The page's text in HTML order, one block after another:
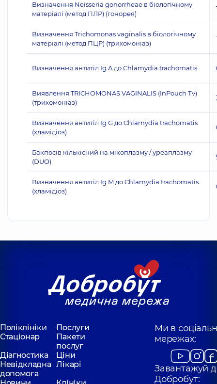
Визначення Neisseria gonorrheae в біологічному
матеріалі (метод ПЛР) (гонорея)
Визначення Trichomonas vaginalis в біологічному
матеріалі (метод ПЦР) (трихомоніаз)
Визначення антитіл Ig A до Chlamydia trachomatis
Виявлення TRICHOMONAS VAGINALIS (InPouch Тv)
(трихомоніаз)
Визначення антитіл Ig G до Chlamydia trachomatis
(хламідіоз)
Бакпосів кількісний на мікоплазму / уреаплазму
(DUO)
Визначення антитіл Ig M до Chlamydia trachomatis
(хламідіоз)
Поліклініки
Послуги
Стаціонар
Пакети
послуг
Діагностика
Ціни
Невідкладна
допомога
Лікарі
Ми в
мережах:
Завантажуй
Добробут: